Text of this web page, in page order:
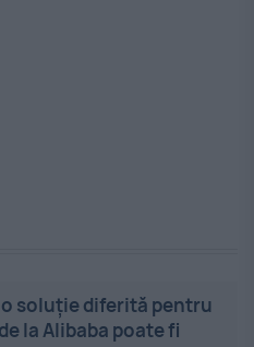
soluție diferită pentru
la Alibaba poate fi